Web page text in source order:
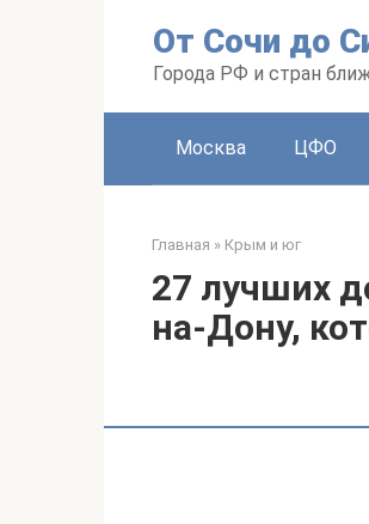
От Сочи до
Города РФ и стран
Москва ЦФО
Главная » Крым и юг
27 лучших
на-Дону,